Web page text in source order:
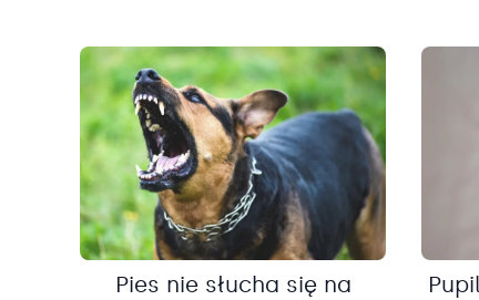
Pies nie słucha się na